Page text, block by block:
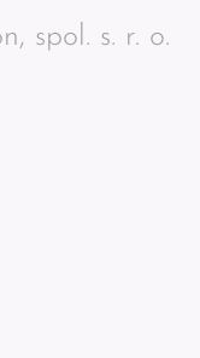
spol. s. r. o.